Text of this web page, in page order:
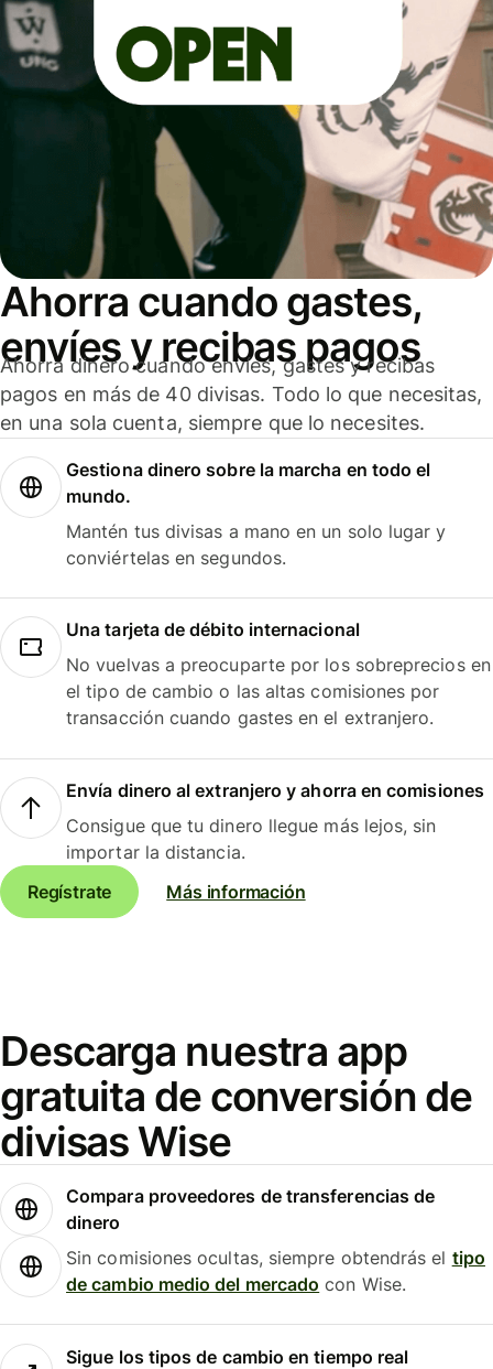
Ahorra cuando gastes,
envíes y recibas pagos
Ahorra dinero cuando envíes, gastes y recibas
pagos en más de 40 divisas. Todo lo que necesitas,
en una sola cuenta, siempre que lo necesites.
Gestiona dinero sobre la marcha en todo el
mundo.
Mantén tus divisas a mano en un solo lugar y
conviértelas en segundos.
Una tarjeta de débito internacional
No vuelvas a preocuparte por los sobreprecios en
el tipo de cambio o las altas comisiones por
transacción cuando gastes en el extranjero.
Envía dinero al extranjero y ahorra en comisiones
Consigue que tu dinero llegue más lejos, sin
importar la distancia.
Regístrate
Más información
Descarga nuestra app
gratuita de conversión de
divisas Wise
Compara proveedores de transferencias de
dinero
Sin comisiones ocultas, siempre obtendrás el tipo
de cambio medio del mercado con Wise.
Sigue los tipos de cambio en tiempo real